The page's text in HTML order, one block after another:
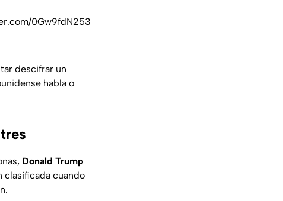
0Gw9fdN253
descifrar un
habla o
Donald Trump
clasificada cuando